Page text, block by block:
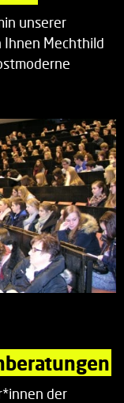
unserer
Mechthild
der